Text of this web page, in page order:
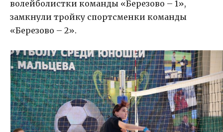
волейболистки команды «Березово – 1»,
замкнули тройку спортсменки команды
«Березово – 2».